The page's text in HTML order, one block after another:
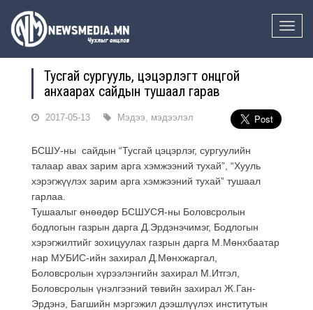
Toggle
Тусгай сургууль, цэцэрлэгт онцгой
анхаарах сайдын тушаал гарав
2017-05-13 Мэдээ, мэдээлэл
БСШУ-ны сайдын “Тусгай цэцэрлэг, сургуулийн
талаар авах зарим арга хэмжээний тухай”, “Хууль
хэрэгжүүлэх зарим арга хэмжээний тухай” тушаал
гарлаа.
Тушаалыг өнөөдөр БСШУСЯ-ны Боловсролын
бодлогын газрын дарга Д.Эрдэнэчимэг, Бодлогын
хэрэгжилтийг зохицуулах газрын дарга М.Мөнхбаатар
нар МУБИС-ийн захирал Д.Мөнхжаргал,
Боловсролын хүрээлэнгийн захирал М.Итгэл,
Боловсролын үнэлгээний төвийн захирал Ж.Ган-
Эрдэнэ, Багшийн мэргэжил дээшлүүлэх институтын